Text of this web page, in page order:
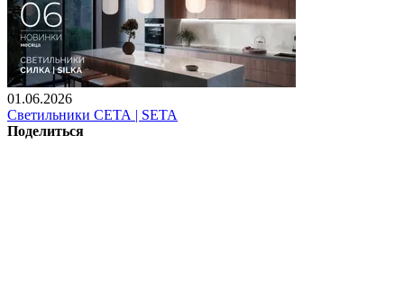
01.06.2026
Светильники СЕТА | SETA
Поделиться